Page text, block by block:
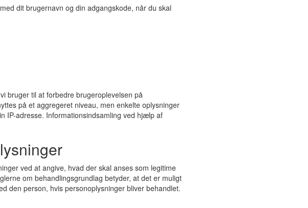
dit brugernavn og din adgangskode, når du skal
bruger til at forbedre brugeroplevelsen på
på et aggregeret niveau, men enkelte oplysninger
IP-adresse. Informationsindsamling ved hjælp af
ved at angive, hvad der skal anses som legitime
om behandlingsgrundlag betyder, at det er muligt
den person, hvis personoplysninger bliver behandlet.